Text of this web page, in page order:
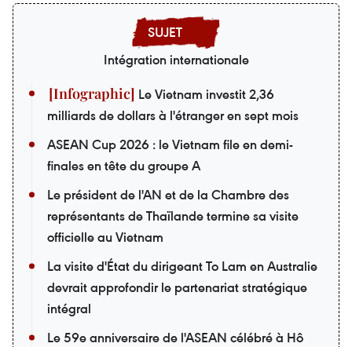
Intégration internationale
Le Vietnam investit 2,36
milliards de dollars à l'étranger en sept mois
ASEAN Cup 2026 : le Vietnam file en demi-
finales en tête du groupe A
Le président de l'AN et de la Chambre des
représentants de Thaïlande termine sa visite
officielle au Vietnam
La visite d'État du dirigeant To Lam en Australie
devrait approfondir le partenariat stratégique
intégral
Le 59e anniversaire de l'ASEAN célébré à Hô